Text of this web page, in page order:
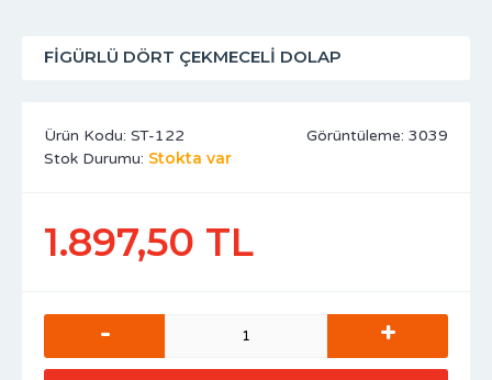
FIGÜRLÜ DÖRT ÇEKMECELI DOLAP
Görüntüleme: 3039
Ürün Kodu: ST-122
Stok Durumu: Stokta var
1.897,50 TL
- +